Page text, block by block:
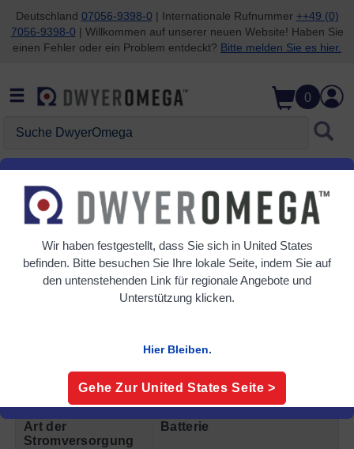
Zum Suchen überspringen
Zum Hauptinhalt überspringen
Zur Navigation überspringen
Deutschland 07056-9398-0 | Internationale Rufnummer ++49 (0)
7056-9398-0 | Willkommen auf unserer neuen Website! Haben Sie
einen Fehler oder ein Problem entdeckt? Bitte melden Sie es hier.
0
DwyerOmega
AnzeigenTemperatur-/Feuchtigkeits-Datenlogger mit 2
externen Eingängen
<< Alle Produktmodelle anzeigen
Aktualisierung/Sekunde)
Anzahl der
Messungen
4
Art der
Stromversorgung
Batterie
Wir haben festgestellt, dass Sie sich in United States
befinden. Bitte besuchen Sie Ihre lokale Seite, indem Sie auf
den untenstehenden Link für regionale Angebote und
Unterstützung klicken.
Hier Bleiben.
Gehe Zur United States Seite >